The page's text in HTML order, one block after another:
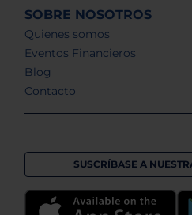
SOBRE NOSOTROS
Quienes somos
Eventos Financieros
Blog
Contacto
SUSCRÍBASE A